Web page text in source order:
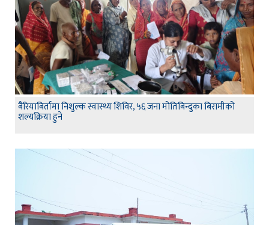
बैरियाबिर्तामा निशुल्क स्वास्थ्य शिविर, ५६ जना मोतिबिन्दुका बिरामीको
शल्यक्रिया हुने